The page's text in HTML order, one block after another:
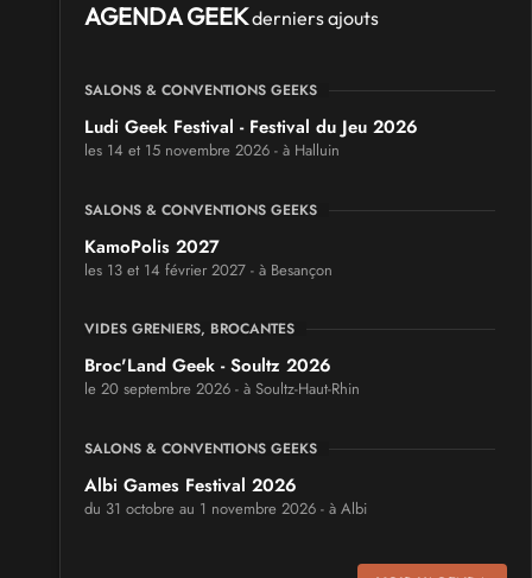
AGENDA GEEKderniers ajouts
SALONS & CONVENTIONS GEEKS
Ludi Geek Festival - Festival du Jeu 2026
les 14 et 15 novembre 2026 - à Halluin
SALONS & CONVENTIONS GEEKS
KamoPolis 2027
les 13 et 14 février 2027 - à Besançon
VIDES GRENIERS, BROCANTES
Broc'Land Geek - Soultz 2026
le 20 septembre 2026 - à Soultz-Haut-Rhin
SALONS & CONVENTIONS GEEKS
Albi Games Festival 2026
du 31 octobre au 1 novembre 2026 - à Albi